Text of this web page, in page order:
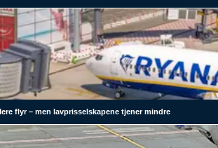
flyr – men lavprisselskapene tjener mindre